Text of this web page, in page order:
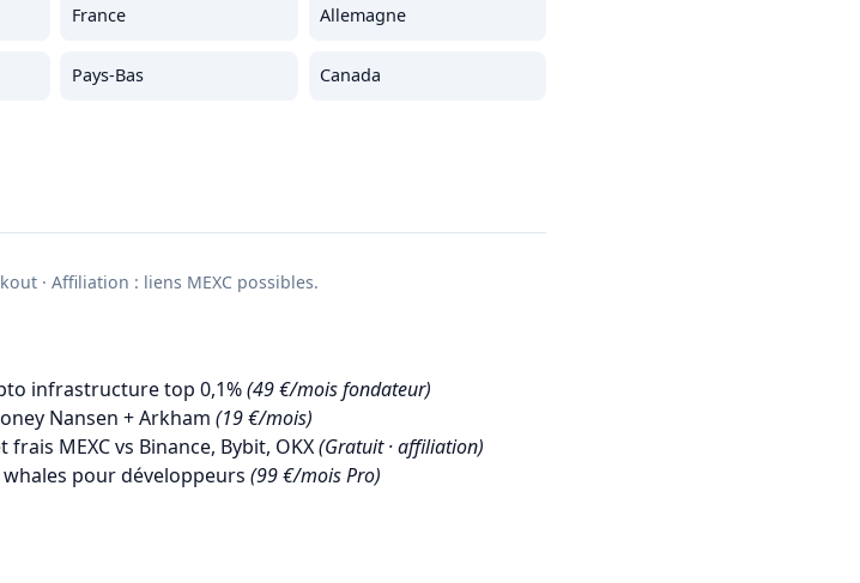
France Allemagne
Pays-Bas Canada
· Affiliation : liens MEXC possibles.
infrastructure top 0,1%(49 €/mois fondateur)
Nansen + Arkham (19 €/mois)
MEXC vs Binance, Bybit, OKX(Gratuit · affiliation)
pour développeurs (99 €/mois Pro)